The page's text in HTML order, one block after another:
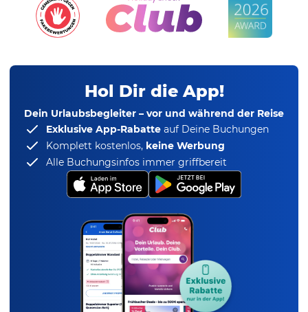
Hol Dir die App!
Dein Urlaubsbegleiter – vor und während der Reise
Exklusive App-Rabatte auf Deine Buchungen
Komplett kostenlos, keine Werbung
Alle Buchungsinfos immer griffbereit